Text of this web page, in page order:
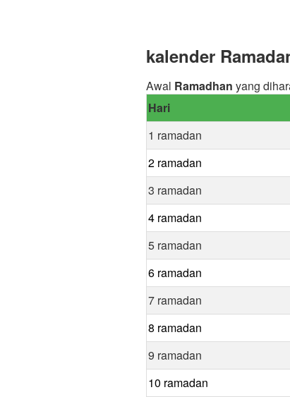
kalender
Awal Ramadhan yang
Hari
1 ramadan
2 ramadan
3 ramadan
4 ramadan
5 ramadan
6 ramadan
7 ramadan
8 ramadan
9 ramadan
10 ramadan